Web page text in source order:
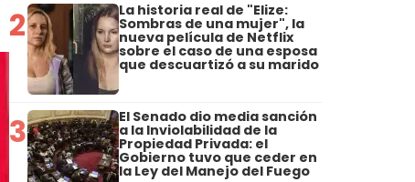
2 La historia real de "Elize:
Sombras de una mujer", la
nueva película de Netflix
sobre el caso de una esposa
que descuartizó a su marido
3 El Senado dio media sanción
a la Inviolabilidad de la
Propiedad Privada: el
Gobierno tuvo que ceder en
la Ley del Manejo del Fuego